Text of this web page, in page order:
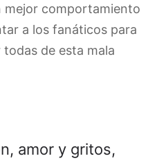
mejor comportamiento
a los fanáticos para
de esta mala
amor y gritos,